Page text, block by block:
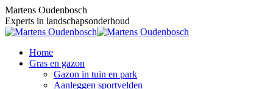
Skip
to
content
Martens Oudenbosch
Experts in landschapsonderhoud
Home
Gras en gazon
Gazon in tuin en park
Aanleggen sportvelden